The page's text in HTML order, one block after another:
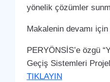
yönelik çözümler
Makalenin devamı için
PERYÖNSİS’e özgü
Geçiş Sistemleri
TIKLAYIN